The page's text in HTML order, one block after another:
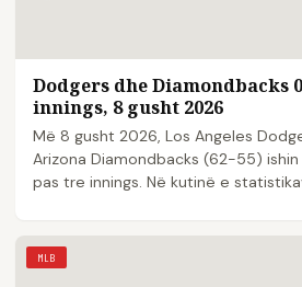
Dodgers dhe Diamondbacks
innings, 8 gusht 2026
Më 8 gusht 2026, Los Angeles
Arizona Diamondbacks (62-55)
pas tre innings. Në kutinë e
MLB